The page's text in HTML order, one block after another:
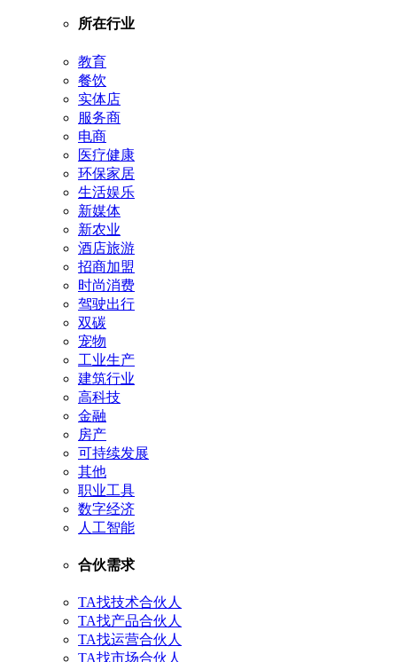
所在行业
教育
餐饮
实体店
服务商
电商
医疗健康
环保家居
生活娱乐
新媒体
新农业
酒店旅游
招商加盟
时尚消费
驾驶出行
双碳
宠物
工业生产
建筑行业
高科技
金融
房产
可持续发展
其他
职业工具
数字经济
人工智能
合伙需求
TA找技术合伙人
TA找产品合伙人
TA找运营合伙人
TA找市场合伙人